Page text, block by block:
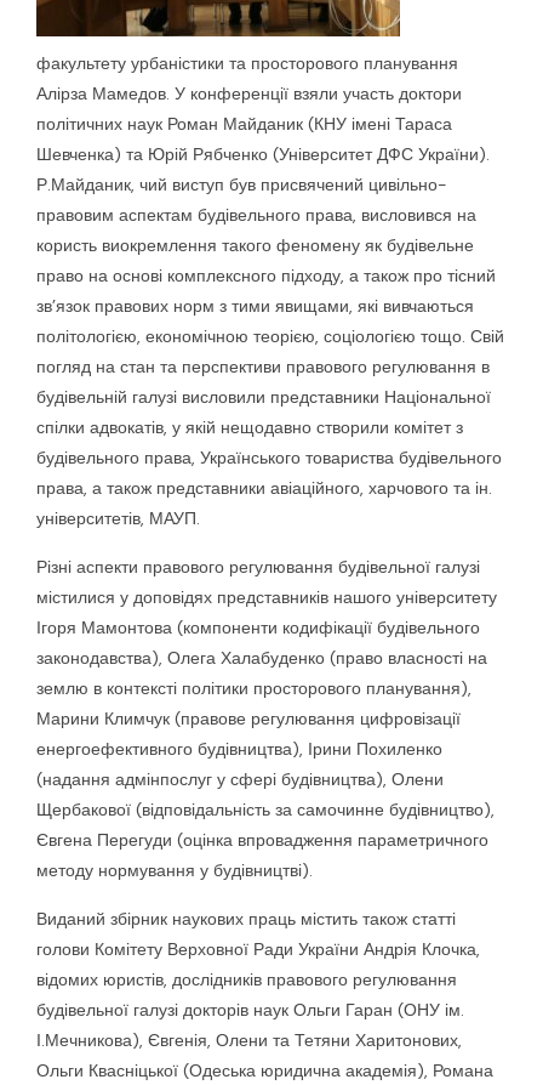
факультету урбаністики та просторового планування
Алірза Мамедов. У конференції взяли участь доктори
політичних наук Роман Майданик (КНУ імені Тараса
Шевченка) та Юрій Рябченко (Університет ДФС України).
Р.Майданик, чий виступ був присвячений цивільно-
правовим аспектам будівельного права, висловився на
користь виокремлення такого феномену як будівельне
право на основі комплексного підходу, а також про тісний
зв’язок правових норм з тими явищами, які вивчаються
політологією, економічною теорією, соціологією тощо. Свій
погляд на стан та перспективи правового регулювання в
будівельній галузі висловили представники Національної
спілки адвокатів, у якій нещодавно створили комітет з
будівельного права, Українського товариства будівельного
права, а також представники авіаційного, харчового та ін.
університетів, МАУП.
Різні аспекти правового регулювання будівельної галузі
містилися у доповідях представників нашого університету
Ігоря Мамонтова (компоненти кодифікації будівельного
законодавства), Олега Халабуденко (право власності на
землю в контексті політики просторового планування),
Марини Климчук (правове регулювання цифровізації
енергоефективного будівництва), Ірини Похиленко
(надання адмінпослуг у сфері будівництва), Олени
Щербакової (відповідальність за самочинне будівництво),
Євгена Перегуди (оцінка впровадження параметричного
методу нормування у будівництві).
Виданий збірник наукових праць містить також статті
голови Комітету Верховної Ради України Андрія Клочка,
відомих юристів, дослідників правового регулювання
будівельної галузі докторів наук Ольги Гаран (ОНУ ім.
І.Мечникова), Євгенія, Олени та Тетяни Харитонових,
Ольги Квасніцької (Одеська юридична академія), Романа